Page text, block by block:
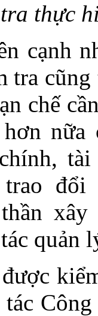
thực
cạnh
tra cũng
chế
đổi
xây
quản